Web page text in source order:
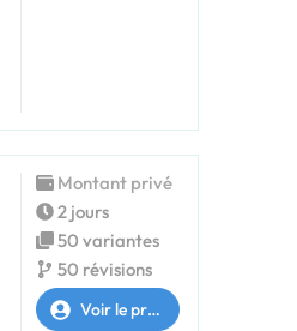
Montant privé
2 jours
50 variantes
50 révisions
Voir le profil